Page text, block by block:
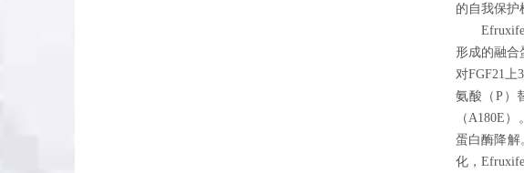
的自我保护
形成的融合
对FGF21
氨酸（P）
（A180E
蛋白酶降解
化，